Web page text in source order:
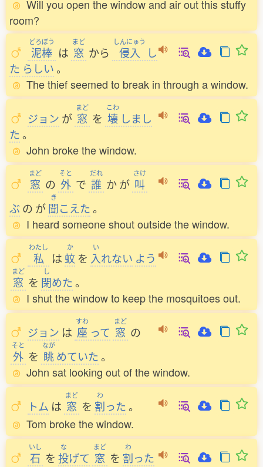
Will you open the window and air out this stuffy
room?
どろぼう
泥棒 は
まど
窓 から
しんにゅう
侵入
し
た らしい。
The thief seemed to break in through a window.
ジョン が
まど
窓 を
こわ
壊 しまし
た。
John broke the window.
まど
窓 の
そと
外 で
だれ
誰 か が
さけ
叫
ぶ の が
き
聞こえた。
I heard someone shout outside the window.
わたし
私 は
か
蚊 を
い
入れない よう
まど
窓 を
し
閉めた。
I shut the window to keep the mosquitoes out.
ジョン は
すわ
座 って
まど
窓 の
そと
外 を
なが
眺めていた。
John sat looking out of the window.
トム は
まど
窓 を
わ
割った。
Tom broke the window.
いし
石 を
な
投げて
まど
窓 を
わ
割った